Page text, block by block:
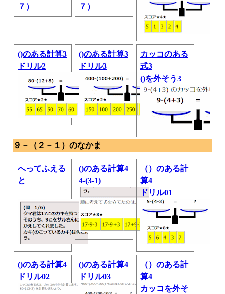
７）
７）
()のある計算3
ドリル2
()のある計算3
ドリル3
カッコのある
式3
()を外そう3
９－（２－１）のなかま
へってふえる
と
()のある計算4
4-(3-1)
（）のある計
算4
ドリル01
()のある計算4
ドリル02
()のある計算4
ドリル03
（）のある計
算4
カッコを外そ